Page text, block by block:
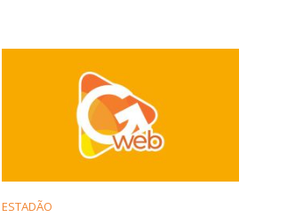
ESTADÃO